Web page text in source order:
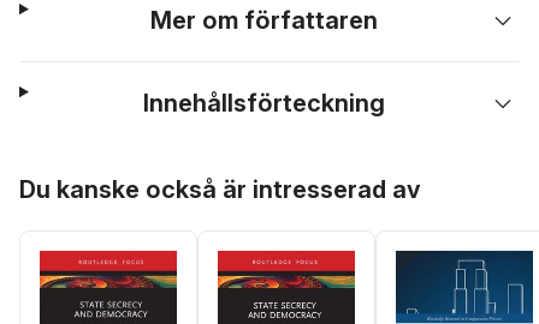
Mer om författaren
Innehållsförteckning
Du kanske också är intresserad av